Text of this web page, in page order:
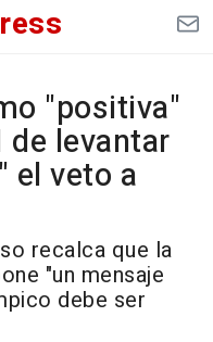
"positiva"
de levantar
el veto a
recalca que la
"un mensaje
debe ser